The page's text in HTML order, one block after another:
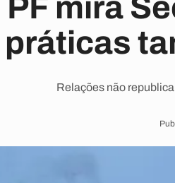
PF mira
práticas
Relações não